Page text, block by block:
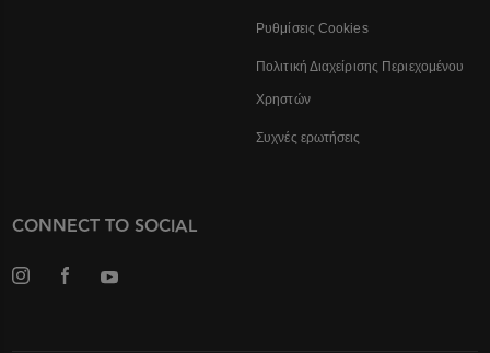
Ρυθμίσεις Cookies
Πολιτική Διαχείρισης Περιεχομένου
Χρηστών
Συχνές ερωτήσεις
CONNECT TO SOCIAL